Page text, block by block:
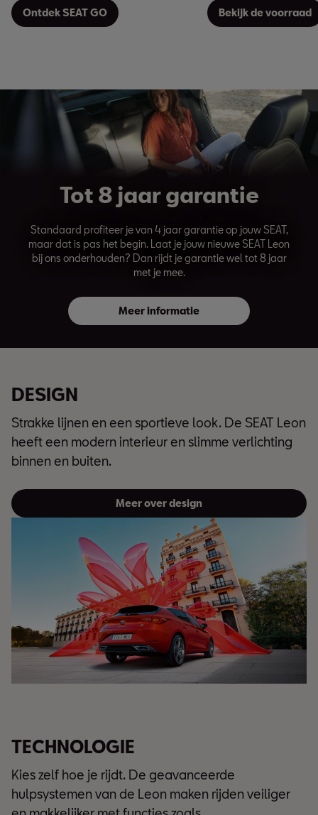
Ontdek SEAT GO Bekijk de voorraad
Tot 8 jaar garantie
Standaard profiteer je van 4 jaar garantie op jouw SEAT,
maar dat is pas het begin. Laat je jouw nieuwe SEAT Leon
bij ons onderhouden? Dan rijdt je garantie wel tot 8 jaar
met je mee.
Meer informatie
DESIGN
Strakke lijnen en een sportieve look. De SEAT Leon
heeft een modern interieur en slimme verlichting
binnen en buiten.
Meer over design
TECHNOLOGIE
Kies zelf hoe je rijdt. De geavanceerde
hulpsystemen van de Leon maken rijden veiliger